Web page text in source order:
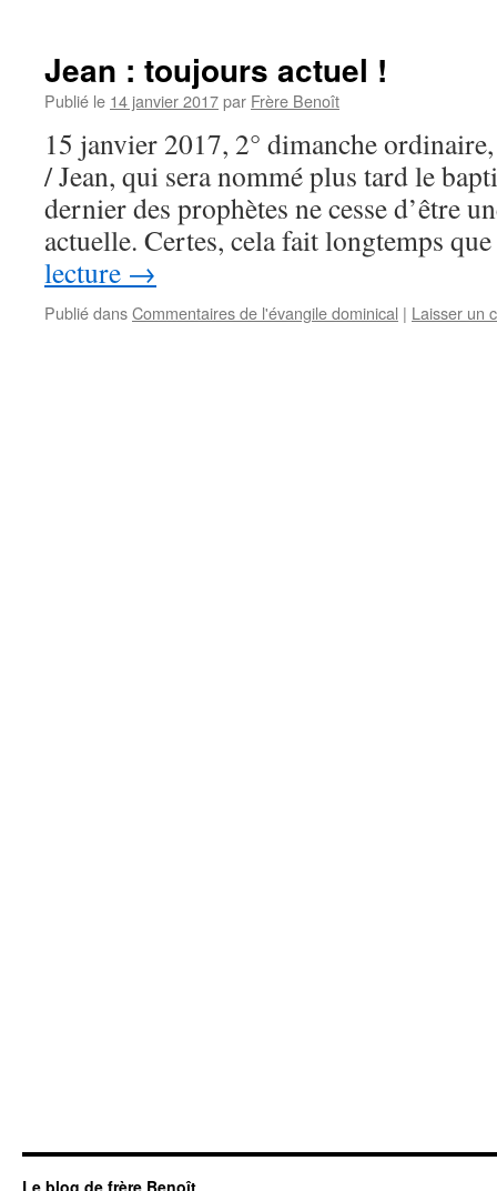
Jean : toujours actuel !
Publié le 14 janvier 2017par Frère Benoît
15 janvier 2017, 2° dimanche
/ Jean, qui sera nommé plus tard le
dernier des prophètes ne cesse d’être
actuelle. Certes, cela fait longtemps
lecture →
Publié dansCommentaires de l'évangile dominical | Laisser un